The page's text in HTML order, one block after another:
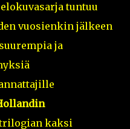
tuntuu
vuosienkin jälkeen
ja
kaksi